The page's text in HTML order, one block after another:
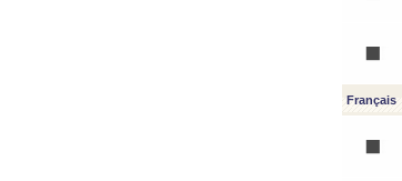
Français